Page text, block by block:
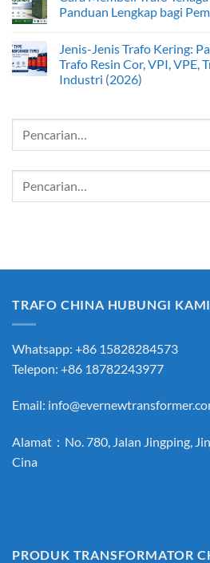
Panduan Lengkap bagi
Jenis-Jenis Trafo Kering:
Trafo Resin Cor, VPI, VPE,
Industri (2026)
TRAFO CHINA HUBUNGI KAMI
Whatsapp: +86 15828284573
Telepon: +86 18782243977
Email:
Alamat：No. 780, Jalan Jingping,
Cina
PRODUK TRANSFORMATOR